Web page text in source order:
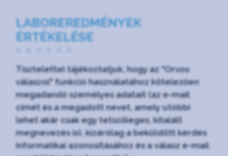
LABOREREDMÉNYEK
ÉRTÉKELÉSE
Tisztelettel tájékoztatjuk, hogy az "Orvos
válaszol" funkció használatához kötelezően
megadandó személyes adatait (az e-mail
címét és a megadott nevet, amely utóbbi
lehet akár csak egy tetszőleges, kitalált
megnevezés is), kizárólag a beküldött kérdés
informatikai azonosításához és a válasz e-mail